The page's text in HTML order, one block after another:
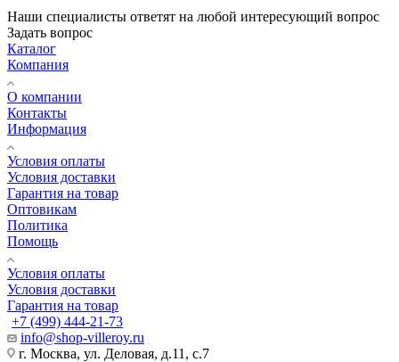
Наши специалисты ответят на любой интересующий вопрос
Задать вопрос
Каталог
Компания
О компании
Контакты
Информация
Условия оплаты
Условия доставки
Гарантия на товар
Оптовикам
Политика
Помощь
Условия оплаты
Условия доставки
Гарантия на товар
+7 (499) 444-21-73
info@shop-villeroy.ru
г. Москва, ул. Деловая, д.11, с.7